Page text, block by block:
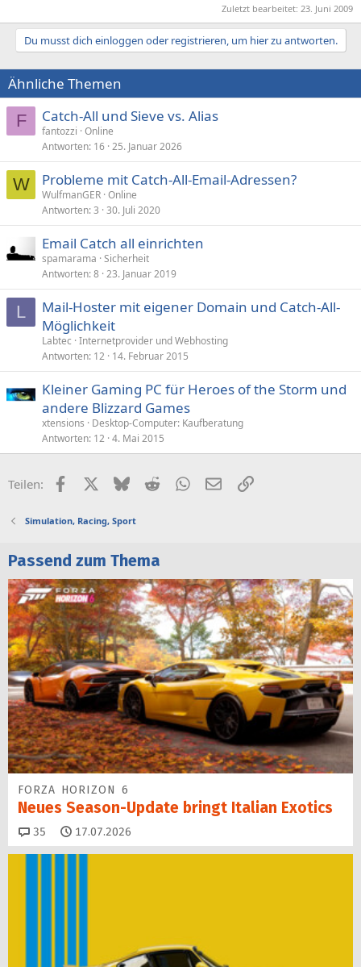
Zuletzt bearbeitet: 23. Juni 2009
Du musst dich einloggen oder registrieren, um hier zu antworten.
Ähnliche Themen
F Catch-All und Sieve vs. Alias
fantozzi Online
Antworten 16 25. Januar 2026
W Probleme mit Catch-All-Email-Adressen?
WulfmanGER Online
Antworten 3 30. Juli 2020
Email Catch all einrichten
spamarama Sicherheit
Antworten 8 23. Januar 2019
L
Mail-Hoster mit eigener Domain und Catch-All-
Möglichkeit
Labtec Internetprovider und Webhosting
Antworten 12 14. Februar 2015
Kleiner Gaming PC für Heroes of the Storm und
andere Blizzard Games
xtensions
Desktop-Computer: Kaufberatung
Antworten 12 4. Mai 2015
Teilen: FacebookX (Twitter)
BlueskyRedditWhatsApp
E-MailLink
Simulation, Racing, Sport
Passend zum Thema
FORZA HORIZON 6
Neues Season-Update bringt Italian Exotics
35 Kommentare
17.07.2026